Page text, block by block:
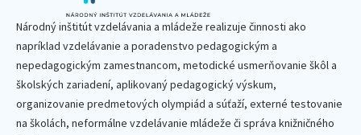
Národný inštitút vzdelávania a mládeže realizuje činnosti ako
napríklad vzdelávanie a poradenstvo pedagogickým a
nepedagogickým zamestnancom, metodické usmerňovanie škôl a
školských zariadení, aplikovaný pedagogický výskum,
organizovanie predmetových olympiád a súťaží, externé testovanie
na školách, neformálne vzdelávanie mládeže či správa knižničného